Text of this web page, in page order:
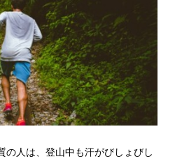
の人は、登山中も汗がびしょびし